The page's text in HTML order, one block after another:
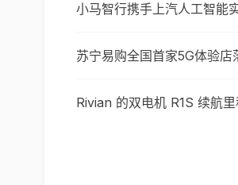
小马智行携手上汽人工智能
苏宁易购全国首家5G体验
Rivian 的双电机 R1S 续航